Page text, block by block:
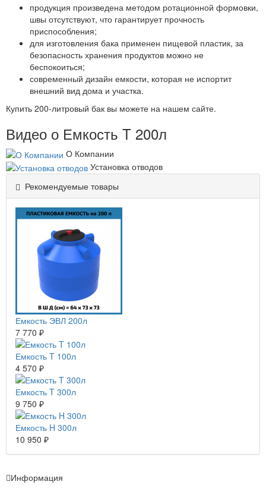
продукция произведена методом ротационной формовки,
швы отсутствуют, что гарантирует прочность
приспособления;
для изготовления бака применен пищевой пластик, за
безопасность хранения продуктов можно не
беспокоиться;
современный дизайн емкости, которая не испортит
внешний вид дома и участка.
Купить 200-литровый бак вы можете на нашем сайте.
Видео о Емкость T 200л
О Компании
Установка отводов
Рекомендуемые товары
Емкость ЭВЛ 200л
7 770 ₽
Емкость T 100л
4 570 ₽
Емкость T 300л
9 750 ₽
Емкость H 300л
10 950 ₽
Информация